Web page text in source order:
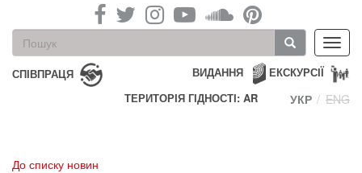
Пошукова
форма
Пошук
СПІВПРАЦЯ ЕКСКУРСІЇ
ВИДАННЯ
ТЕРИТОРІЯ ГІДНОСТІ: AR
УКР ENG
До списку новин